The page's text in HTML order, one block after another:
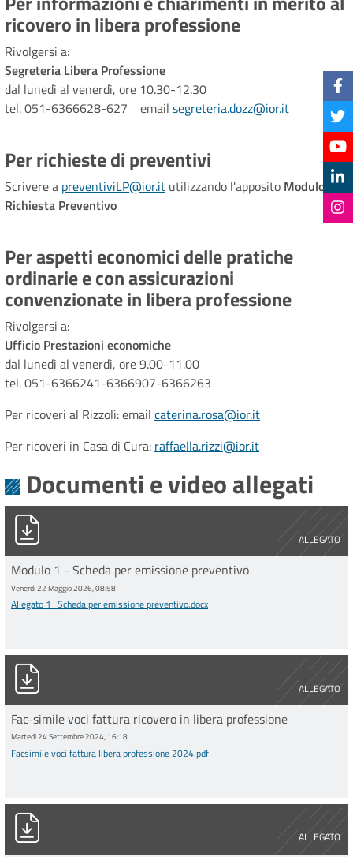
ricovero in libera professione
Rivolgersi a:
Segreteria Libera Professione
dal lunedì al venerdì, ore 10.30-12.30
tel. 051-6366628-627 email segreteria.dozz@ior.it
Per richieste di preventivi
Scrivere a preventiviLP@ior.it utilizzando l'apposito Modulo 1
Richiesta Preventivo
Per aspetti economici delle pratiche
ordinarie e con assicurazioni
convenzionate in libera professione
Rivolgersi a:
Ufficio Prestazioni economiche
dal lunedì al venerdì, ore 9.00-11.00
tel. 051-6366241-6366907-6366263
Per ricoveri al Rizzoli: email caterina.rosa@ior.it
Per ricoveri in Casa di Cura: raffaella.rizzi@ior.it
Documenti e video allegati
ALLEGATO
Allegato 1_Scheda per emissione preventivo.docx
Modulo 1 - Scheda per emissione preventivo
Venerdì 22 Maggio 2026, 08:58
Allegato 1_Scheda per emissione preventivo.docx
ALLEGATO
Facsimile voci fattura libera professione 2024.pdf
Fac-simile voci fattura ricovero in libera professione
Martedì 24 Settembre 2024, 16:18
Facsimile voci fattura libera professione 2024.pdf
ALLEGATO
MOD.320 S TIPOLOGIE DI RICOVERO aprile 2026 SE.pdf